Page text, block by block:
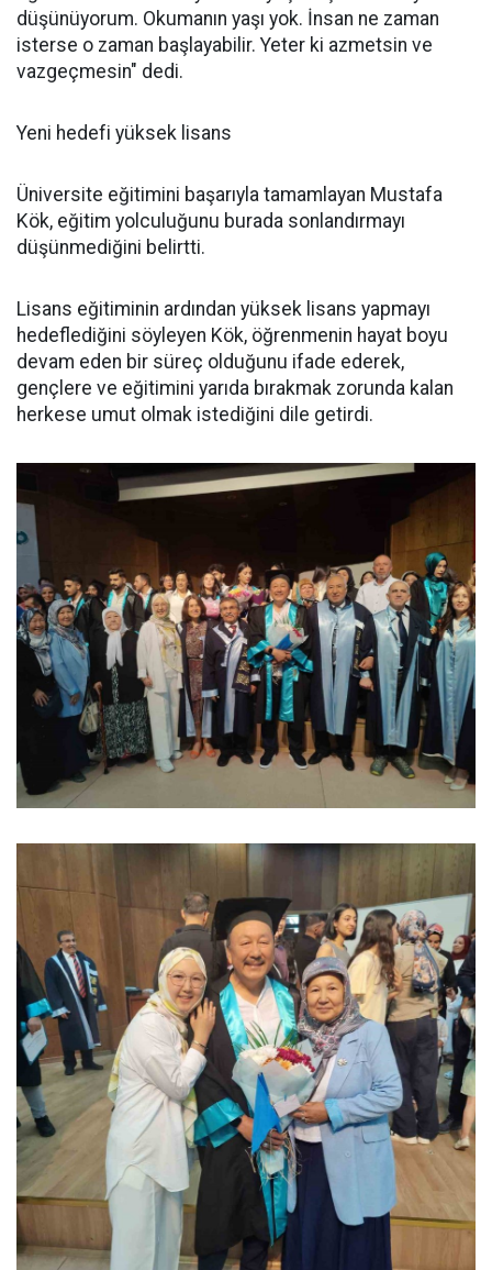
düşünüyorum. Okumanın yaşı yok. İnsan ne zaman
isterse o zaman başlayabilir. Yeter ki azmetsin ve
vazgeçmesin" dedi.
Yeni hedefi yüksek lisans
Üniversite eğitimini başarıyla tamamlayan Mustafa
Kök, eğitim yolculuğunu burada sonlandırmayı
düşünmediğini belirtti.
Lisans eğitiminin ardından yüksek lisans yapmayı
hedeflediğini söyleyen Kök, öğrenmenin hayat boyu
devam eden bir süreç olduğunu ifade ederek,
gençlere ve eğitimini yarıda bırakmak zorunda kalan
herkese umut olmak istediğini dile getirdi.